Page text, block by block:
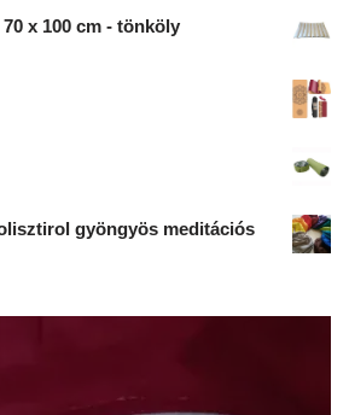
x 100 cm - tönköly
gyöngyös meditációs